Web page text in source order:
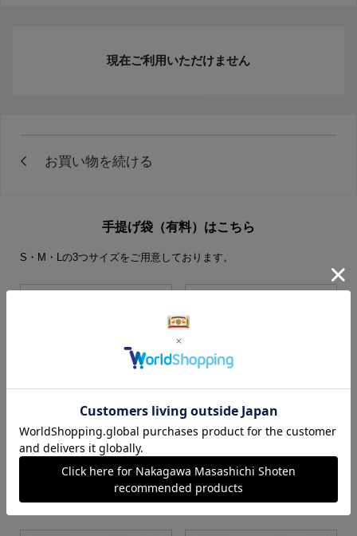
現在ご利用いただけません
手提げ袋（有料）はこちら
S・M・Lの3つサイズをご用意しております。
S・M・Lサイズより当店に
お任せ
カートに入れる カートに入れる